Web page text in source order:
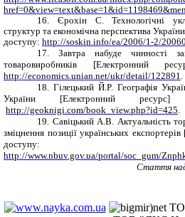
16. Єрохін С. Технологічні
структур та економічна перспектива України
доступу: http://soskin.info/ea/2006/1-2/
17. Завтра набуде чинності
товаровиробників [Електронний
http://economics.unian.net/ukr/detail/122891
18. Гілецький Й.P. Географія
України [Електронний
http://geoknigi.com/book_view.php?id=425
19. Савіцький А.В. Актуальність
зміцнення позиції українських експортерів
доступу:
http://www.nbuv.gov.ua/portal/soc_gum/
Стаття